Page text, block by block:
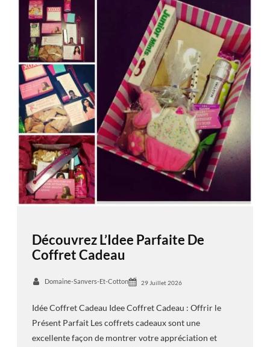
Découvrez L’Idee Parfaite De
Coffret Cadeau
Domaine-Sanvers-Et-Cotton 29 Juillet 2026
Idée Coffret Cadeau Idee Coffret Cadeau : Offrir le
Présent Parfait Les coffrets cadeaux sont une
excellente façon de montrer votre appréciation et